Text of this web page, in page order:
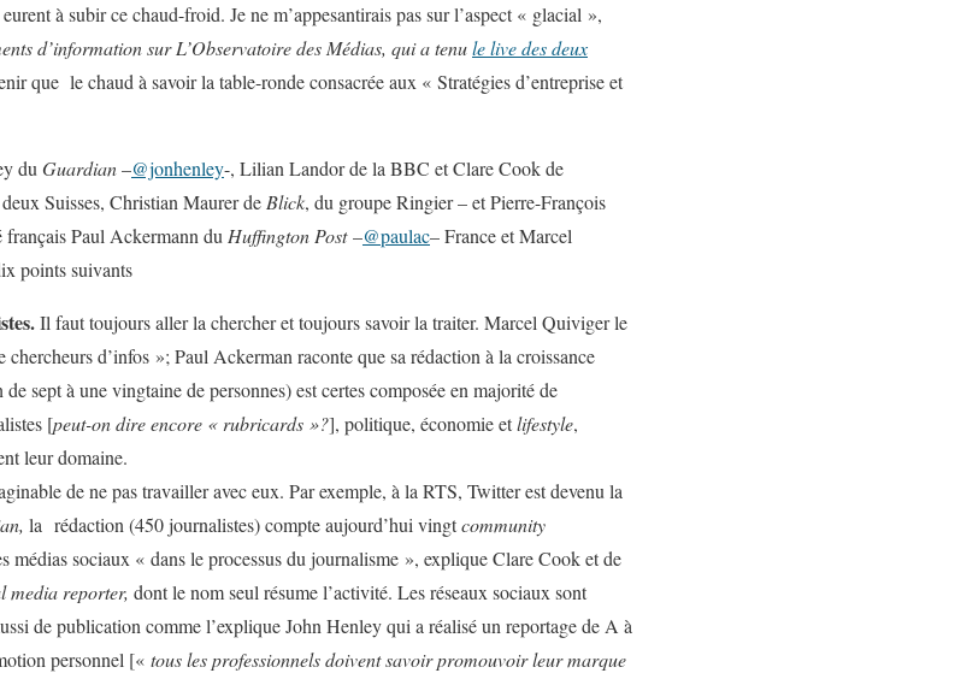
à subir ce chaud-froid. Je ne m’appesantirais pas sur l’aspect « glacial »,
d’information sur L’Observatoire des Médias, qui a tenule live des deux
que le chaud à savoir la table-ronde consacrée aux « Stratégies d’entreprise et
du Guardian–@jonhenley-, Lilian Landor de la BBC et Clare Cook de
Suisses, Christian Maurer de Blick, du groupe Ringier – et Pierre-François
français Paul Ackermann du Huffington Post–@paulac– France et Marcel
points suivants
Il faut toujours aller la chercher et toujours savoir la traiter. Marcel Quiviger le
d’infos »; Paul Ackerman raconte que sa rédaction à la croissance
sept à une vingtaine de personnes) est certes composée en majorité de
[peut-on dire encore « rubricards »?], politique, économie etlifestyle,
leur domaine.
de ne pas travailler avec eux. Par exemple, à la RTS, Twitter est devenu la
la rédaction (450 journalistes) compte aujourd’hui vingtcommunity
médias sociaux « dans le processus du journalisme », explique Clare Cook et de
media reporter, dont le nom seul résume l’activité. Les réseaux sociaux sont
de publication comme l’explique John Henley qui a réalisé un reportage de A à
personnel [« tous les professionnels doivent savoir promouvoir leur marque